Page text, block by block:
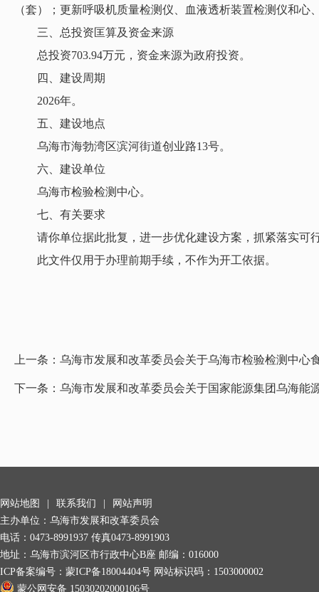
（套）；更新呼吸机质量检测仪、血液透析装置检测仪和
三、总投资匡算及资金来源
总投资703.94万元，资金来源为政府投资。
四、建设周期
2026年。
五、建设地点
乌海市海勃湾区滨河街道创业路13号。
六、建设单位
乌海市检验检测中心。
七、有关要求
请你单位据此批复，进一步优化建设方案，抓紧落实可
此文件仅用于办理前期手续，不作为开工依据。
上一条： 乌海市发展和改革委员会关于乌海市检验检测中心
下一条： 乌海市发展和改革委员会关于国家能源集团乌海能
网站地图 联系我们
网站声明
主办单位：乌海市发展和改革委员会
电话：0473-8991937 传真0473-8991903
地址：乌海市滨河区市行政中心B座 邮编：016000
ICP备案编号： 蒙ICP备18004404号 网站标识码：1503000002
蒙公网安备 15030202000106号